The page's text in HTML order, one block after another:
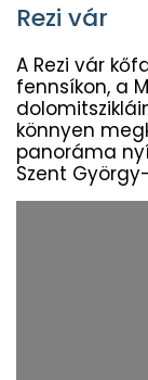
Rezi vár
A Rezi vár
fennsíkon, a
könnyen
panoráma
Szent